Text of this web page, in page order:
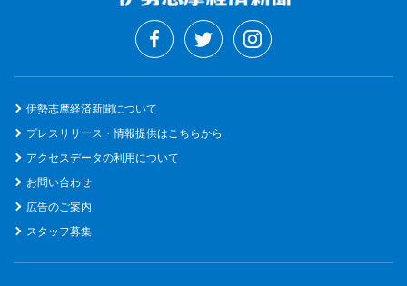
伊勢志摩経済新聞について
プレスリリース・情報提供はこちらから
アクセスデータの利用について
お問い合わせ
広告のご案内
スタッフ募集